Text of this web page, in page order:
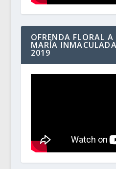
OFRENDA FLORAL
MARÍA
2019